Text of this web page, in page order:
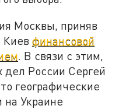
Москвы, приняв
Киевфинансовой
. В связи с этим,
дел России Сергей
географические
на Украине